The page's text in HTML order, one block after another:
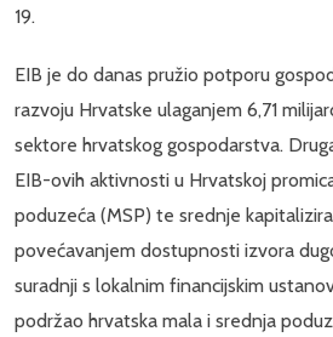
19.
EIB je do danas pružio potporu
razvoju Hrvatske ulaganjem 6,71
sektore hrvatskog gospodarstva.
EIB-ovih aktivnosti u Hrvatskoj
poduzeća (MSP) te srednje
povećavanjem dostupnosti izvora
suradnji s lokalnim financijskim
podržao hrvatska mala i srednja